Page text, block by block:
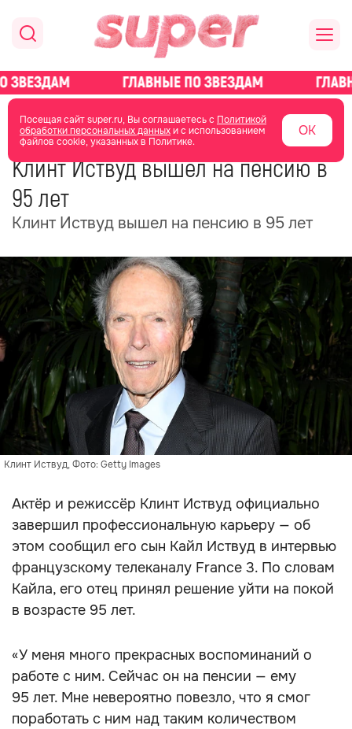
Посещая сайт super.ru, Вы соглашаетесь с Политикой
обработки персональных данныхи с использованием
файлов cookie, указанных в Политике.
ОК
главная новости о звездах новости
01 июня 20:11
Клинт Иствуд вышел на пенсию в
95 лет
Клинт Иствуд вышел на пенсию в 95 лет
Клинт Иствуд, Фото: Getty Images
Актёр и режиссёр Клинт Иствуд официально
завершил профессиональную карьеру — об
этом сообщил его сын Кайл Иствуд в интервью
французскому телеканалу France 3. По словам
Кайла, его отец принял решение уйти на покой
в возрасте 95 лет.
«У меня много прекрасных воспоминаний о
работе с ним. Сейчас он на пенсии — ему
95 лет. Мне невероятно повезло, что я смог
поработать с ним над таким количеством